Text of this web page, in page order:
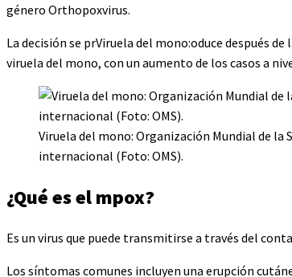
género Orthopoxvirus.
La decisión se prViruela del mono:oduce después
viruela del mono, con un aumento de los casos a
Viruela del mono: Organización Mundial de
internacional (Foto: OMS).
¿Qué es el mpox?
Es un virus que puede transmitirse a través del
Los síntomas comunes incluyen una erupción